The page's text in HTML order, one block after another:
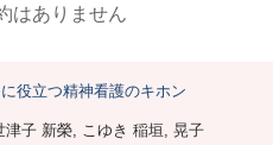
はありません
役立つ精神看護のキホン
津子 新榮, こゆき 稲垣, 晃子